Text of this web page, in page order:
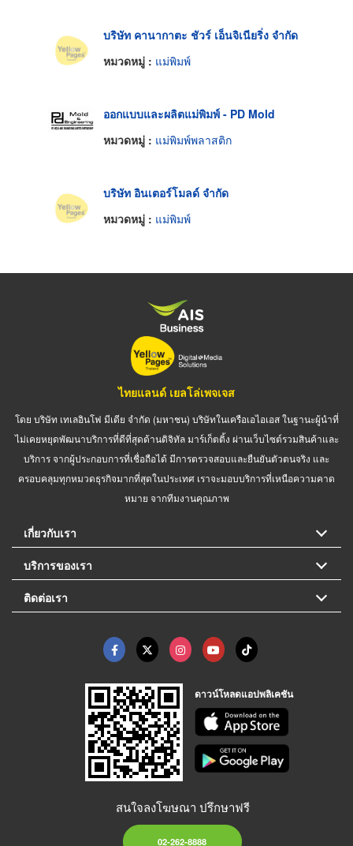
บริษัท คานากาตะ ชัวร์ เอ็นจิเนียริ่ง จำกัด
หมวดหมู่ : แม่พิมพ์
ออกแบบและผลิตแม่พิมพ์ - PD Mold
หมวดหมู่ : แม่พิมพ์พลาสติก
บริษัท อินเตอร์โมลด์ จำกัด
หมวดหมู่ : แม่พิมพ์
ไทยแลนด์ เยลโล่เพจเจส
โดย บริษัท เทเลอินโฟ มีเดีย จำกัด (มหาชน) บริษัทในเครือเอไอเอส ในฐานะผู้นำที่
ไม่เคยหยุดพัฒนาบริการที่ดีที่สุดด้านดิจิทัล มาร์เก็ตติ้ง ผ่านเว็บไซต์รวมสินค้าและ
บริการ จากผู้ประกอบการที่เชื่อถือได้ มีการตรวจสอบและยืนยันตัวตนจริง และ
ครอบคลุมทุกหมวดธุรกิจมากที่สุดในประเทศ เราจะมอบบริการที่เหนือความคาด
หมาย จากทีมงานคุณภาพ
เกี่ยวกับเรา
บริการของเรา
ติดต่อเรา
ดาวน์โหลดแอปพลิเคชัน
สนใจลงโฆษณา ปรึกษาฟรี
02-262-8888